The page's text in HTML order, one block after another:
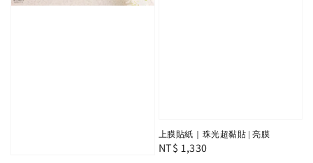
上膜貼紙｜珠光超黏貼 | 亮膜
Regular
NT$ 1,330